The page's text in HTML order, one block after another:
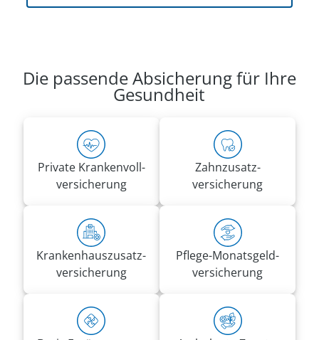
Die passende Absicherung für Ihre
Gesundheit
Private Kranken­voll­
versicherung
Zahnzusatz­
versicherung
Kranken­haus­zusatz­­
versicherung
Pflege-Monatsgeld­
versicherung